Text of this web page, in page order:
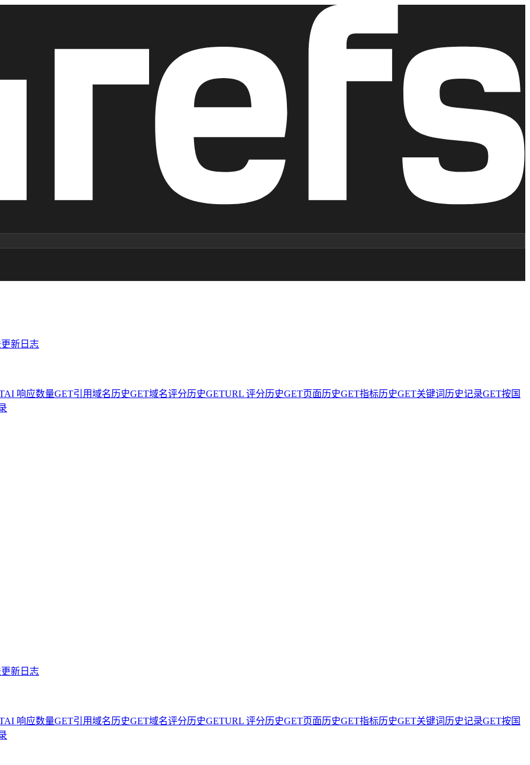
更新日志
AI 响应数量GET引用域名历史GET域名评分历史GETURL 评分历史GET页面历史GET指标历史GET关键词历史记录GET按国
更新日志
AI 响应数量GET引用域名历史GET域名评分历史GETURL 评分历史GET页面历史GET指标历史GET关键词历史记录GET按国